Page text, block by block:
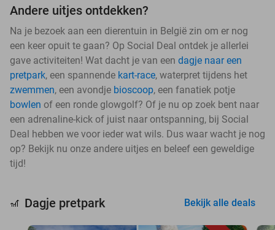
Andere uitjes ontdekken?
Na je bezoek aan een dierentuin in België zin om er nog
een keer opuit te gaan? Op Social Deal ontdek je allerlei
gave activiteiten! Wat dacht je van een dagje naar een
pretpark, een spannende kart-race, waterpret tijdens het
zwemmen, een avondje bioscoop, een fanatiek potje
bowlen of een ronde glowgolf? Of je nu op zoek bent naar
een adrenaline-kick of juist naar ontspanning, bij Social
Deal hebben we voor ieder wat wils. Dus waar wacht je nog
op? Bekijk nu onze andere uitjes en beleef een geweldige
tijd!
🎢 Dagje pretpark Bekijk alle deals